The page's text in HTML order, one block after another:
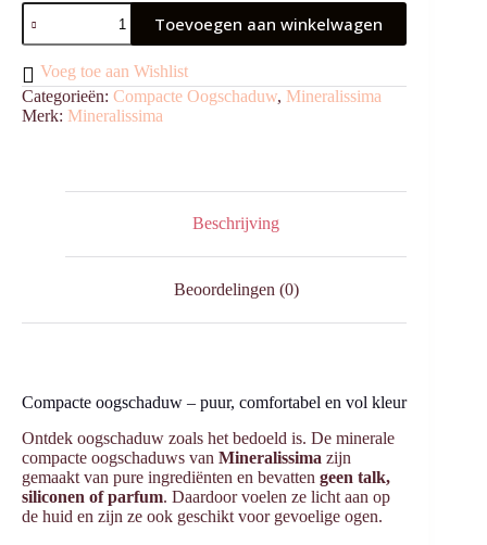
Oogschaduw
Bubble
aantal
Toevoegen aan winkelwagen
Voeg toe aan Wishlist
Categorieën: Compacte Oogschaduw, Mineralissima
Merk: Mineralissima
Beschrijving
Beoordelingen (0)
Compacte oogschaduw – puur, comfortabel en vol kleur
Ontdek oogschaduw zoals het bedoeld is. De minerale
compacte oogschaduws van Mineralissima zijn
gemaakt van pure ingrediënten en bevatten geen talk,
siliconen of parfum. Daardoor voelen ze licht aan op
de huid en zijn ze ook geschikt voor gevoelige ogen.